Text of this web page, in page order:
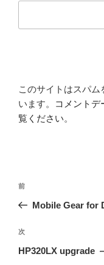
このサイトはスパ
います。
コメントデ
覧ください。
投
ビ
ゲ
前
の
稿
前
Mobile Gear for
次
の
次
HP320LX upgrade